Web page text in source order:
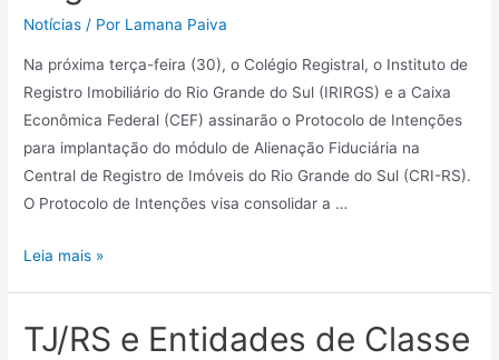
Notícias / Por Lamana Paiva
Na próxima terça-feira (30), o Colégio Registral, o Instituto de
Registro Imobiliário do Rio Grande do Sul (IRIRGS) e a Caixa
Econômica Federal (CEF) assinarão o Protocolo de Intenções
para implantação do módulo de Alienação Fiduciária na
Central de Registro de Imóveis do Rio Grande do Sul (CRI-RS).
O Protocolo de Intenções visa consolidar a …
Leia mais »
TJ/RS e Entidades de Classe